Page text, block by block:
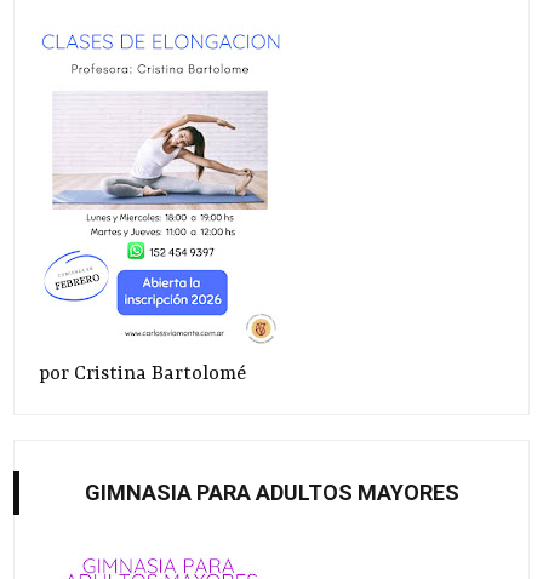
por Cristina Bartolomé
GIMNASIA PARA ADULTOS MAYORES